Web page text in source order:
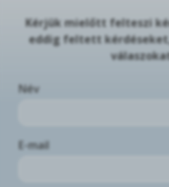
Kérjük mielőtt felteszi
eddig feltett
Név
E-mail